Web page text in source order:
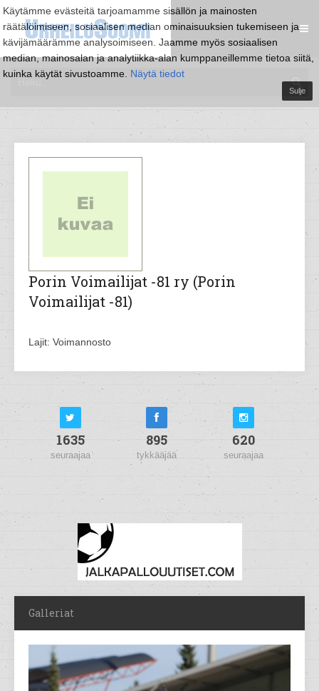
Käytämme evästeitä tarjoamamme sisällön ja mainosten
räätälöimiseen, sosiaalisen median ominaisuuksien tukemiseen ja
kävijämäärämme analysoimiseen. Jaamme myös sosiaalisen
median, mainosalan ja analytiikka-alan kumppaneillemme tietoa siitä,
kuinka käytät sivustoamme. Näytä tiedot
Sulje
Porin Voimailijat -81 ry (Porin
Voimailijat -81)
Lajit: Voimannosto
1635
seuraajaa
895
tykkääjää
620
seuraajaa
Galleriat